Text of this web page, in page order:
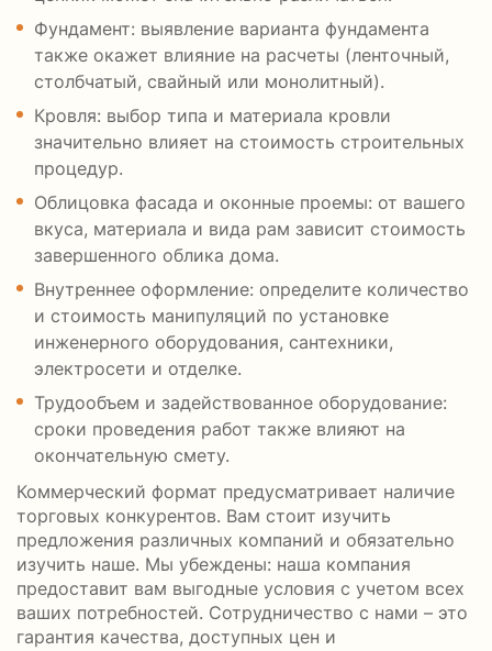
Фундамент: выявление варианта фундамента
также окажет влияние на расчеты (ленточный,
столбчатый, свайный или монолитный).
Кровля: выбор типа и материала кровли
значительно влияет на стоимость строительных
процедур.
Облицовка фасада и оконные проемы: от вашего
вкуса, материала и вида рам зависит стоимость
завершенного облика дома.
Внутреннее оформление: определите количество
и стоимость манипуляций по установке
инженерного оборудования, сантехники,
электросети и отделке.
Трудообъем и задействованное оборудование:
сроки проведения работ также влияют на
окончательную смету.
Коммерческий формат предусматривает наличие
торговых конкурентов. Вам стоит изучить
предложения различных компаний и обязательно
изучить наше. Мы убеждены: наша компания
предоставит вам выгодные условия с учетом всех
ваших потребностей. Сотрудничество с нами – это
гарантия качества, доступных цен и